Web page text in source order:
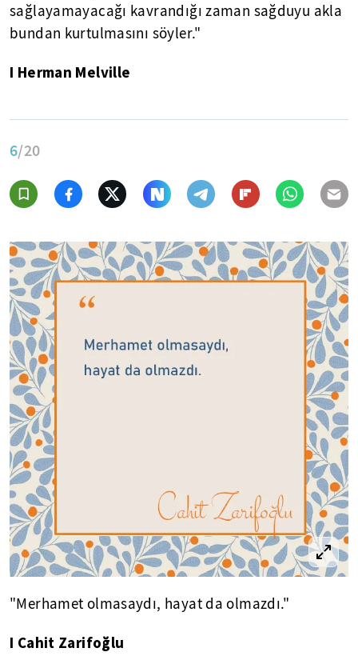
sağlayamayacağı kavrandığı zaman sağduyu akla
bundan kurtulmasını söyler."
I Herman Melville
6/20
"Merhamet olmasaydı, hayat da olmazdı."
I Cahit Zarifoğlu